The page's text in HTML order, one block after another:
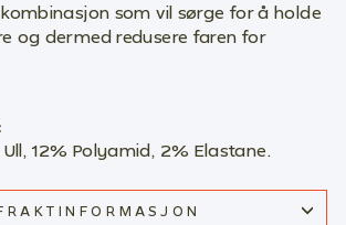
som vil sørge for å holde
og dermed redusere faren for
12% Polyamid, 2% Elastane.